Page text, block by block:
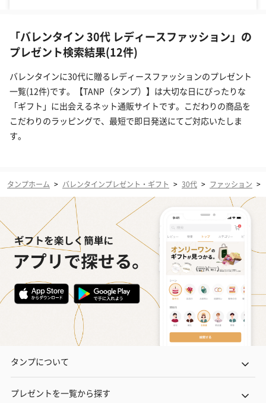
「バレンタイン 30代 レディースファッション」の
プレゼント検索結果(12件)
バレンタインに30代に贈るレディースファッションのプレゼント
一覧(12件)です。【TANP（タンプ）】は大切な日にぴったりな
「ギフト」に出会えるネット通販サイトです。こだわりの商品を
こだわりのラッピングで、最短で即日発送にてご対応いたしま
す。
タンプホーム > バレンタインプレゼント・ギフト > 30代 > ファッション >
タンプについて
プレゼントを一覧から探す